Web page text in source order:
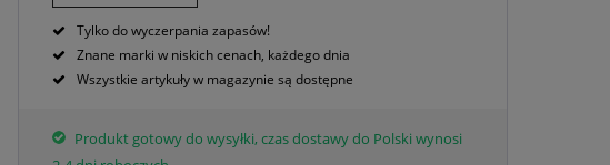
Tylko do wyczerpania zapasów!
Znane marki w niskich cenach, każdego dnia
Wszystkie artykuły w magazynie są dostępne
Produkt gotowy do wysyłki, czas dostawy do Polski wynosi